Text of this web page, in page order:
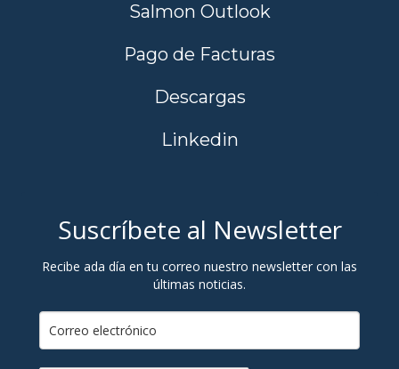
Salmon Outlook
Pago de Facturas
Descargas
Linkedin
Suscríbete al Newsletter
Recibe ada día en tu correo nuestro newsletter con las
últimas noticias.